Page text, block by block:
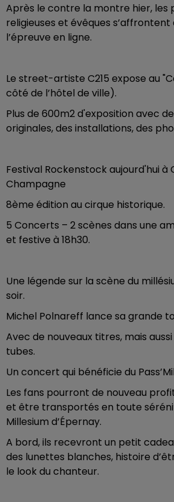
Après le contre la montre hier, les
religieuses et évêques s’affrontent
l’épreuve en ligne.
Le street-artiste C215 expose au
côté de l’hôtel de ville).
Plus de 600m2 d'exposition avec
originales, des installations, des
Festival Rockenstock aujourd'hui à
Champagne
8ème édition au cirque historique.
5 Concerts – 2 scènes dans une
et festive à 18h30.
Une légende sur la scène du
soir.
Michel Polnareff lance sa grande
Avec de nouveaux titres, mais
tubes.
Un concert qui bénéficie du
Les fans pourront de nouveau
et être transportés en toute
Millesium d’Épernay.
A bord, ils recevront un petit
des lunettes blanches, histoire
le look du chanteur.